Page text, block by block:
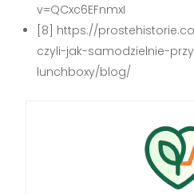
v=QCxc6EFnmxI
[8] https://
czyli-jak-samodzielnie-
lunchboxy/blog/